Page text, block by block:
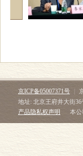
京ICP备05007371号
地址: 北京王府井大街36
产品隐私权声明
本